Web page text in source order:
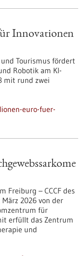
Innovationen
Tourismus fördert
Robotik am KI-
mit rund zwei
euro-fuer-
Freiburg – CCCF des
2026 von der
für
erfüllt das Zentrum
und